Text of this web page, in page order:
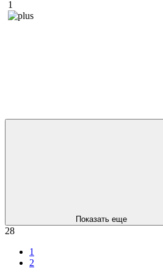
1
Показать еще
28
1
2